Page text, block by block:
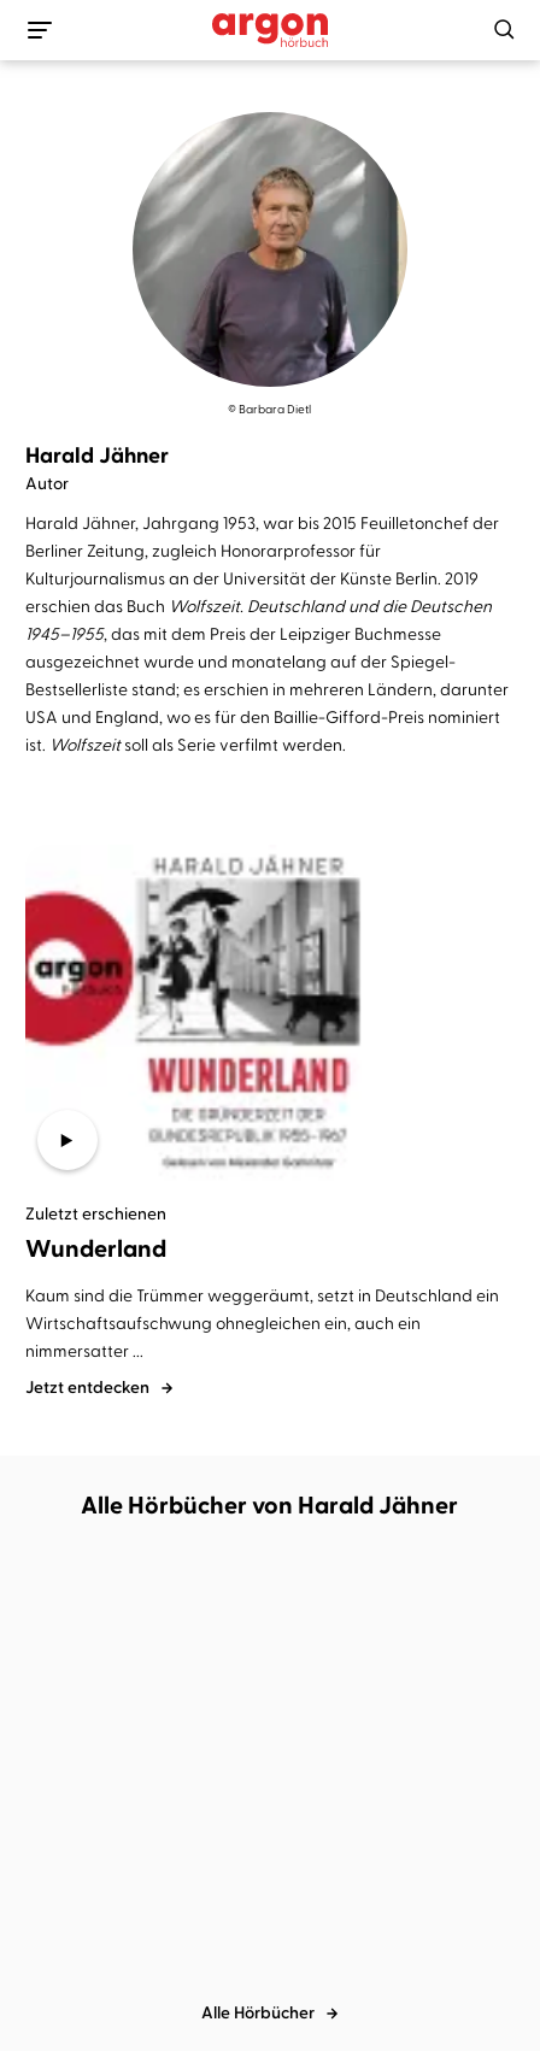
© Barbara Dietl
Harald Jähner
Autor
Harald Jähner, Jahrgang 1953, war bis 2015 Feuilletonchef der
Berliner Zeitung, zugleich Honorarprofessor für
Kulturjournalismus an der Universität der Künste Berlin. 2019
erschien das Buch Wolfszeit. Deutschland und die Deutschen
1945–1955, das mit dem Preis der Leipziger Buchmesse
ausgezeichnet wurde und monatelang auf der Spiegel-
Bestsellerliste stand; es erschien in mehreren Ländern, darunter
USA und England, wo es für den Baillie-Gifford-Preis nominiert
ist. Wolfszeitsoll als Serie verfilmt werden.
Zuletzt erschienen
Wunderland
Kaum sind die Trümmer weggeräumt, setzt in Deutschland ein
Wirtschaftsaufschwung ohnegleichen ein, auch ein
nimmersatter ...
Jetzt entdecken
Alle Hörbücher von Harald Jähner
Alle Hörbücher